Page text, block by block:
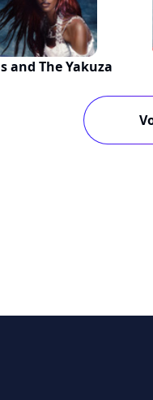
and The Yakuza